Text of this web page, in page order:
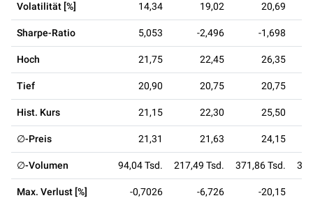
Volatilität [%] 14,34 19,02 20,69
Sharpe-Ratio 5,053 -2,496 -1,698
Hoch 21,75 22,45 26,35
Tief 20,90 20,75 20,75
Hist. Kurs 21,15 22,30 25,50
∅-Preis 21,31 21,63 24,15
∅-Volumen 94,04 Tsd. 217,49 Tsd. 371,86 Tsd.
Max. Verlust [%] -0,7026 -6,726 -20,15